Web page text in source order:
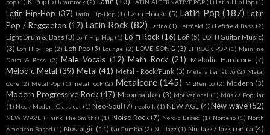
pop (1) Krautrock (2) LATIN ALTERNATIVE POP (1) Latin Hip Hop (1)
Latin Hip-Hop (37) Latín Hip-Hop (1) Latin House (5) Latin Pop (187) Latin
Pop / Reggaeton (17) Latin Rock (82) Latino (1) Leftfield (2) Leftfield Bass (2)
Light Drum & Bass (3) Lo-fi Hip-Hop (1) Lo-fi Rock (16) Lofi (5) LOFI (Guitar Music)
(3) Lofi Hip-Hop (2) Lofi Pop (5) Lounge (2) LOVE SONG (3) LT ROCK POP (1) Mainline
Drum & Bass (2) Male Vocals (12) Math Rock (21) Melodic Hardcore (7)
Melodic Metal (39) Metal (41) Metal - Rock/Punk (3) Metal alternativo (2) Metal
Core (2) Metal Pop (1) metal rock (2) Metalcore (145) Midtempo (2) Modern (3)
Modern Progressive Rock (47) Moombahton (3) Motivational (1) Música Popular
(1) Neo / Modern Classical (1) Neo-Soul (7) neofolk (1) NEW AGE (4) New wave (52)
NEW WAVE (Think The Smiths) (1) Noise Rock (7) Nordic Based (1) Norteño (1) North
American Based (1) Nostalgic (11) Nu Cumbia (2) Nu Jazz (1) Nu Jazz / Jazztronica (4)